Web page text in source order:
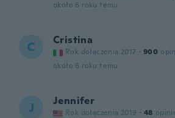
około 6 roku temu
C Cristina
Rok dołączenia 2017 · 900
około 6 roku temu
J Jennifer
Rok dołączenia 2019 · 48